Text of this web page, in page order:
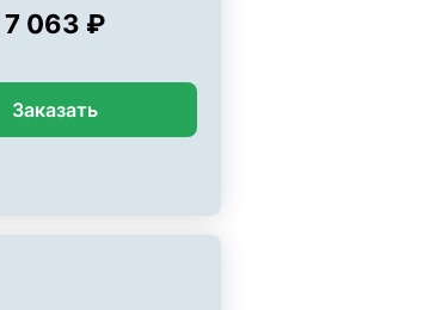
7 063 ₽
Заказать